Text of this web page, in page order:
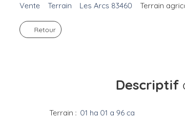
Vente Terrain Les Arcs 83460 Terrain
Retour
Descriptif
Terrain : 01 ha 01 a 96 ca